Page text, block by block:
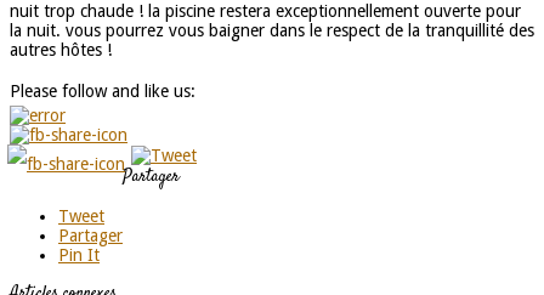
nuit trop chaude ! la piscine restera exceptionnellement ouverte pour
la nuit. vous pourrez vous baigner dans le respect de la tranquillité des
autres hôtes !
Please follow and like us:
Partager
Tweet
Partager
Pin It